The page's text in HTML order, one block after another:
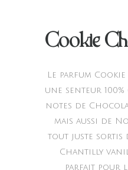
Cookie
Le parfum
une senteur 100%
notes de
mais aussi de
tout juste sortis
Chantilly
parfait pour